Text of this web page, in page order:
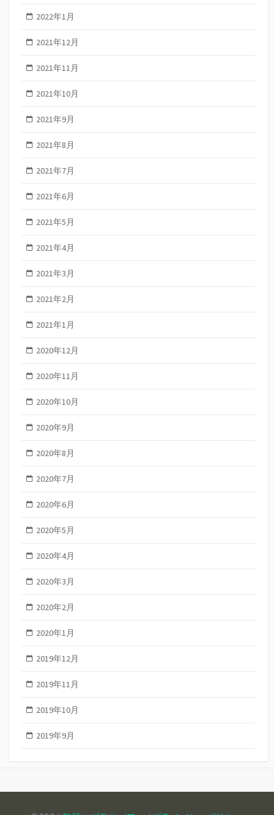
2022年1月
2021年12月
2021年11月
2021年10月
2021年9月
2021年8月
2021年7月
2021年6月
2021年5月
2021年4月
2021年3月
2021年2月
2021年1月
2020年12月
2020年11月
2020年10月
2020年9月
2020年8月
2020年7月
2020年6月
2020年5月
2020年4月
2020年3月
2020年2月
2020年1月
2019年12月
2019年11月
2019年10月
2019年9月